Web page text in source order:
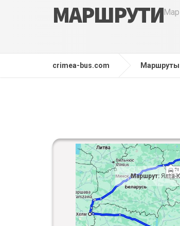
МАРШРУТИ
crimea-bus.com Маршруты
Маршрут: Ялта-